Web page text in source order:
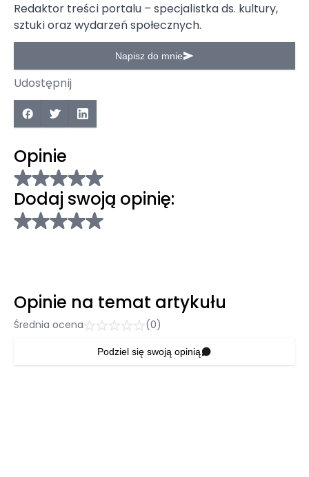
Redaktor treści portalu – specjalistka ds. kultury,
sztuki oraz wydarzeń społecznych.
Napisz do mnie
Udostępnij
Opinie
Dodaj swoją opinię:
Opinie na temat artykułu
Średnia ocena (0)
Podziel się swoją opinią